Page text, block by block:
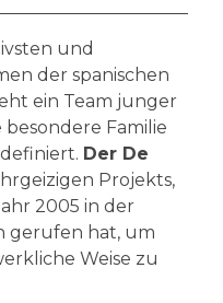
und
der spanischen
ein Team junger
besondere Familie
Der De
Projekts,
2005 in der
gerufen hat, um
Weise zu